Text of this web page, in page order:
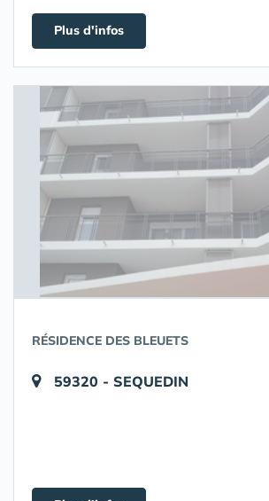
Plus d'infos
RÉSIDENCE DES BLEUETS
59320 - SEQUEDIN